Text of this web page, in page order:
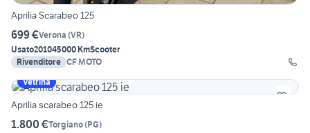
Aprilia Scarabeo 125
699 €Verona (VR)
Usato201045000 KmScooter
Rivenditore CF MOTO
Vetrina
Aprilia scarabeo 125 ie
1.800 €Torgiano(PG)